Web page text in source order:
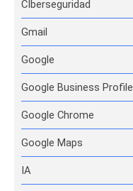
CIberseguridad
Gmail
Google
Google Business Profile
Google Chrome
Google Maps
IA